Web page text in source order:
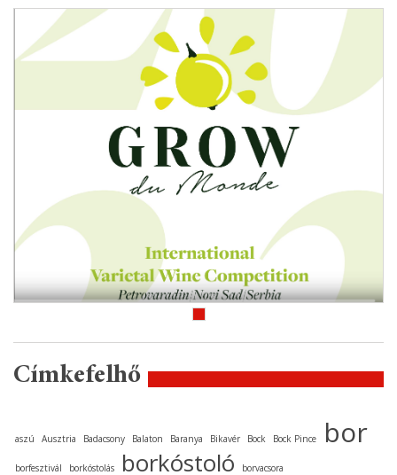
Címkefelhő
aszú Ausztria Badacsony Balaton Baranya Bikavér Bock Bock Pince bor
borfesztivál borkóstolás borkóstoló borvacsora